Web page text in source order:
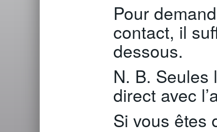
Pour
contact, il
dessous.
N. B.
direct avec
Si vous êtes